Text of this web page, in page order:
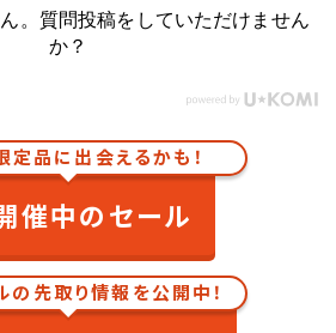
。質問投稿をしていただけません
か？
定品に出会えるかも！
催中のセール
の先取り情報を公開中！